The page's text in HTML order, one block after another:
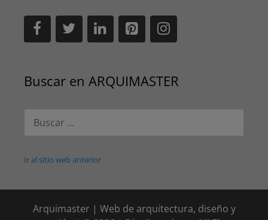
Buscar en ARQUIMASTER
Ir al sitio web anterior
Arquimaster | Web de arquitectura, diseño y